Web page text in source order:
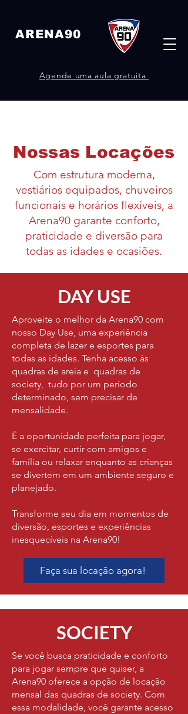
ARENA90
Agende uma aula gratuita
Nossas Locações
Com estrutura moderna,
vestiários equipados, chuveiros
funcionais e horários flexíveis, a
Arena90 garante conforto,
praticidade e diversão para
todas as idades e ocasiões.
DAY USE
Aproveite o melhor da Arena90 com
nosso Day Use, uma experiência
completa de lazer e esportes para
todas as idades. Tenha acesso às
quadras de areia e quadras de
society, tudo por um período
determinado, sem precisar de
mensalidade.
É a oportunidade perfeita para jogar,
se exercitar, curtir com amigos e
família ou relaxar enquanto as crianças
se divertem em um ambiente seguro e
planejado.
Transforme seu dia em momentos de
diversão, esportes e experiências
inesquecíveis na Arena90!
Faça sua locação agora!
SOCIETY
Se você busca praticidade e conforto
para jogar sempre que quiser, a
Arena90 oferece a opção de locação
mensal das quadras de society. Com
essa modalidade, você garante acesso